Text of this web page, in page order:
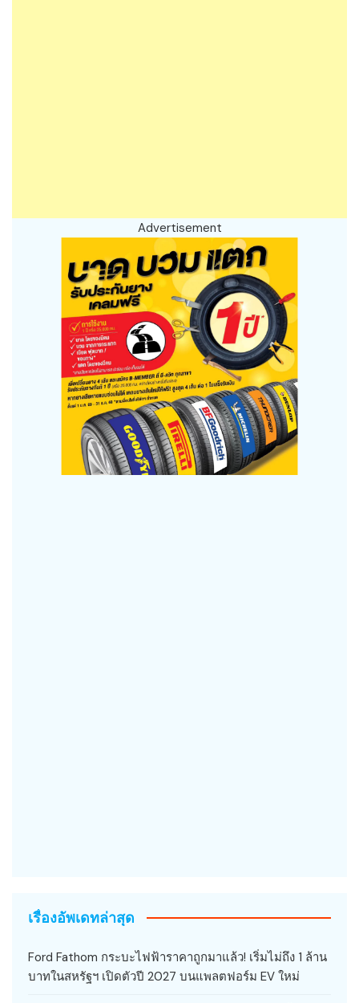
Advertisement
เรื่องอัพเดทล่าสุด
Ford Fathom กระบะไฟฟ้าราคาถูกมาแล้ว! เริ่มไม่ถึง 1 ล้าน
บาทในสหรัฐฯ เปิดตัวปี 2027 บนแพลตฟอร์ม EV ใหม่